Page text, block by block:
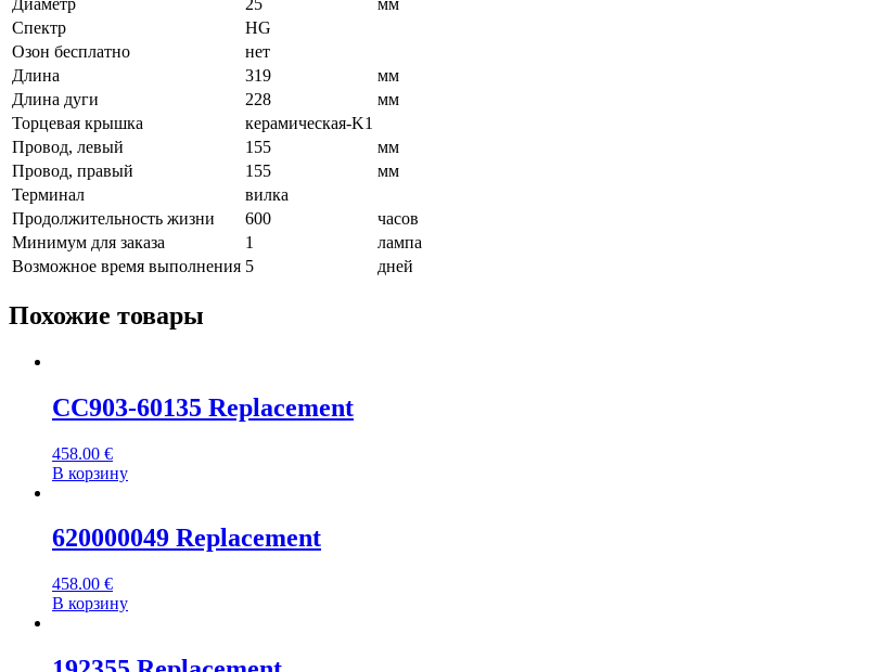
Спектр
HG
Озон бесплатно
нет
Длина
319
мм
Длина дуги
228
мм
Торцевая крышка
керамическая-K1
Провод, левый
155
мм
Провод, правый
155
мм
Терминал
вилка
Продолжительность жизни
600
часов
Минимум для заказа
1
лампа
Возможное время выполнения 5 дней
Похожие товары
CC903-60135 Replacement
458.00 €
В корзину
620000049 Replacement
458.00 €
В корзину